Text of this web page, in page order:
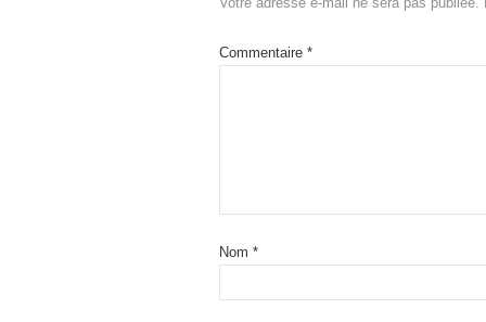
Commentaire *
Nom *